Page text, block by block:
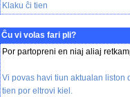
Klaku ĉi tien
Ĉu vi volas fari pli?
Por partopreni en niaj aliaj
Vi povas havi tiun aktualan liston
tien por eltrovi kiel.